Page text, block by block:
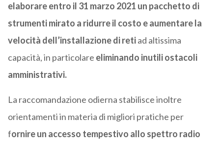
elaborare entro il 31 marzo 2021 un pacchetto di
strumenti mirato a ridurre il costo e aumentare la
velocità dell’installazione di retiad altissima
capacità, in particolare eliminando inutili ostacoli
amministrativi.
La raccomandazione odierna stabilisce inoltre
orientamenti in materia di migliori pratiche per
fornire un accesso tempestivo allo spettro radio